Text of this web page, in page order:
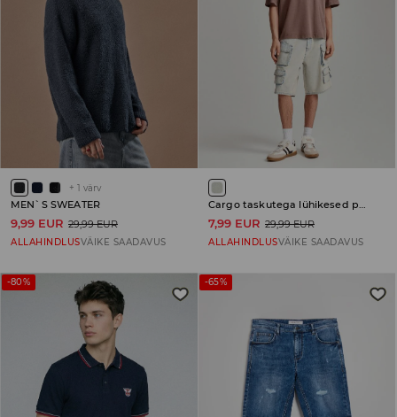
+ 1 värv
MEN`S SWEATER
9,99 EUR 29,99 EUR
ALLAHINDLUSVÄIKE SAADAVUS
Cargo taskutega lühikesed püksid
7,99 EUR 29,99 EUR
ALLAHINDLUSVÄIKE SAADAVUS
-80% -65%